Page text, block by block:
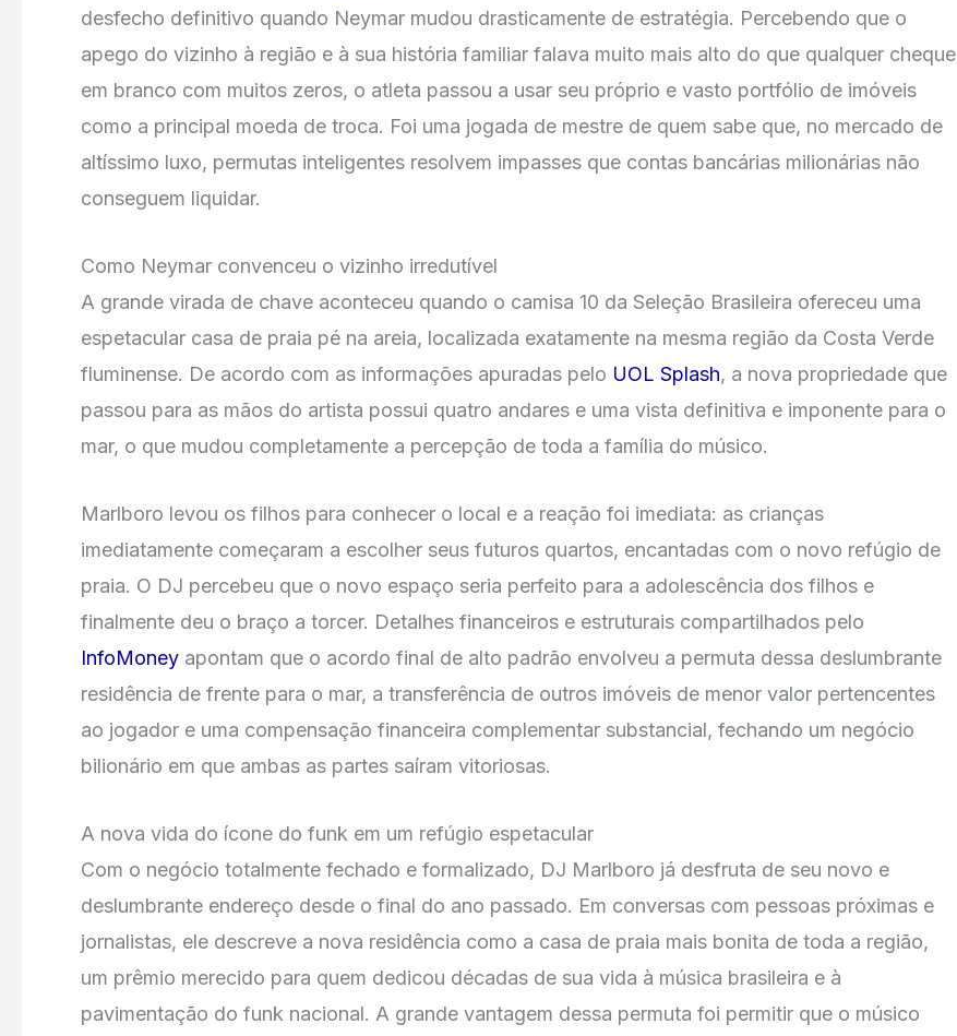
desfecho definitivo quando Neymar mudou drasticamente de estratégia. Percebendo que o
apego do vizinho à região e à sua história familiar falava muito mais alto do que qualquer cheque
em branco com muitos zeros, o atleta passou a usar seu próprio e vasto portfólio de imóveis
como a principal moeda de troca. Foi uma jogada de mestre de quem sabe que, no mercado de
altíssimo luxo, permutas inteligentes resolvem impasses que contas bancárias milionárias não
conseguem liquidar.
Como Neymar convenceu o vizinho irredutível
A grande virada de chave aconteceu quando o camisa 10 da Seleção Brasileira ofereceu uma
espetacular casa de praia pé na areia, localizada exatamente na mesma região da Costa Verde
fluminense. De acordo com as informações apuradas pelo UOL Splash, a nova propriedade que
passou para as mãos do artista possui quatro andares e uma vista definitiva e imponente para o
mar, o que mudou completamente a percepção de toda a família do músico.
Marlboro levou os filhos para conhecer o local e a reação foi imediata: as crianças
imediatamente começaram a escolher seus futuros quartos, encantadas com o novo refúgio de
praia. O DJ percebeu que o novo espaço seria perfeito para a adolescência dos filhos e
finalmente deu o braço a torcer. Detalhes financeiros e estruturais compartilhados pelo
InfoMoney apontam que o acordo final de alto padrão envolveu a permuta dessa deslumbrante
residência de frente para o mar, a transferência de outros imóveis de menor valor pertencentes
ao jogador e uma compensação financeira complementar substancial, fechando um negócio
bilionário em que ambas as partes saíram vitoriosas.
A nova vida do ícone do funk em um refúgio espetacular
Com o negócio totalmente fechado e formalizado, DJ Marlboro já desfruta de seu novo e
deslumbrante endereço desde o final do ano passado. Em conversas com pessoas próximas e
jornalistas, ele descreve a nova residência como a casa de praia mais bonita de toda a região,
um prêmio merecido para quem dedicou décadas de sua vida à música brasileira e à
pavimentação do funk nacional. A grande vantagem dessa permuta foi permitir que o músico